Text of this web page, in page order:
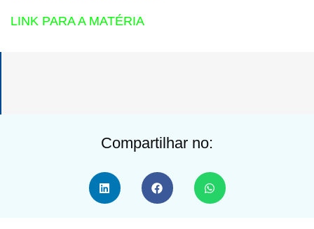
LINK PARA A MATÉRIA
Compartilhar no: